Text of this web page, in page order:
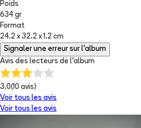
Poids
634 gr
Format
24.2 x 32.2 x 1.2 cm
Signaler une erreur sur l'album
Avis des lecteurs de l'album
3.0(10 avis)
Voir tous les avis
Voir tous les avis